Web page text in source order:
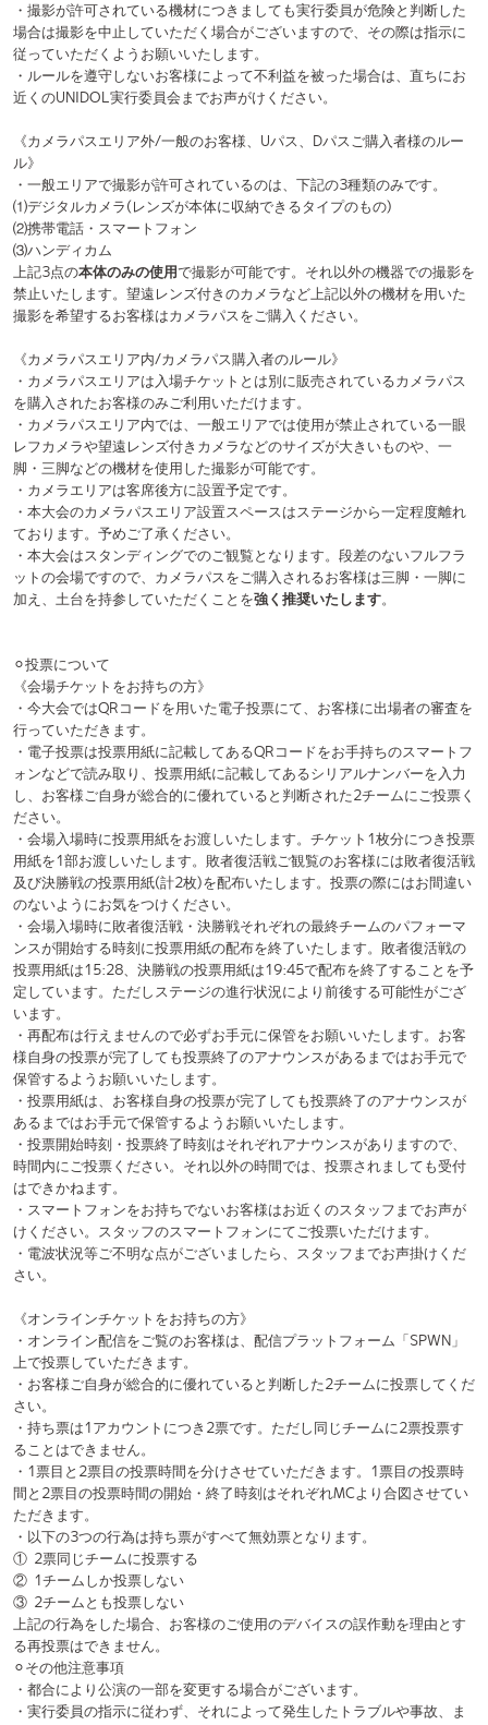
ることはできません。
・1票目と2票目の投票時間を分けさせていただきます。1票目の投票時
間と2票目の投票時間の開始・終了時刻はそれぞれMCより合図させてい
ただきます。
・以下の3つの行為は持ち票がすべて無効票となります。
③ 2チームとも投票しない
上記の行為をした場合、お客様のご使用のデバイスの誤作動を理由とす
る再投票はできません。
⚪︎その他注意事項
・都合により公演の一部を変更する場合がございます。
・実行委員の指示に従わず、それによって発生したトラブルや事故、ま
たお客様間で発生したトラブルや事故、お客様の物品の損失などにつき
ましては、実行委員会では一切の責任を負いかねます。
・実行委員の指示に従っていただけない場合は、UNIDOL実行委員会の
判断により、本大会へのご参加をお断りさせていただき、また今後の公
・タイムテーブルはステージ進行状況や都合により前後する場合がござ
います。
・ご来場の際は、電車・バスなどの公共交通機関をご利用ください。会
場には駐車場はございません。
・近隣のご迷惑となりますので、徹夜での場所取りや敷地外での整列等
とみなされる行為は一切禁止とさせていただきます。
・ゴミの散乱や騒音等、会場及び会場近隣にお住まいの方々へご迷惑と
なる行為はご遠慮ください.
皆様の安全確保と運営体制向上の為、本注意事項は予告なく改訂される
ことがございます。本注意事項にご同意いただいた方は、趣旨に賛同い
ただき、改訂時にも最新版にご同意いただいたものとみなします。
UNIDOL実行委員会
公式フェイスブック
公式ツイッター
@UNIDOL_EXCO からのツイート
MENU
最新情報
UNIDOLについて
イベント開催情報
チケット情報
チーム一覧
過去イベント
スペシャル